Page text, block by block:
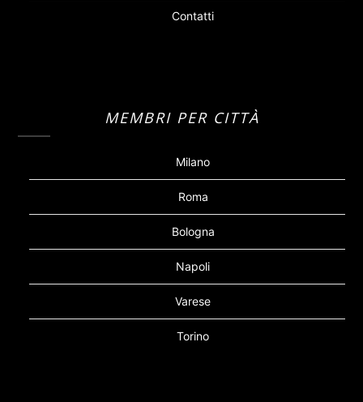
Contatti
MEMBRI PER CITTÀ
Milano
Roma
Bologna
Napoli
Varese
Torino